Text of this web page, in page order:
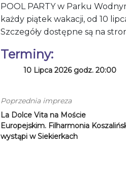
POOL PARTY w Parku
każdy piątek wakacji, od 10
Szczegóły dostępne są na
Terminy:
10 Lipca 2026 godz. 20:00
Poprzednia impreza
La Dolce Vita na Moście
Europejskim. Filharmonia
wystąpi w Siekierkach